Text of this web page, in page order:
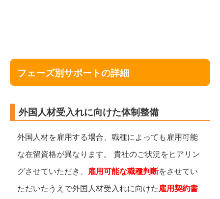
フェーズ別サポートの詳細
外国人材受入れに向けた体制整備
外国人材を雇用する場合、職種によっても雇用可能
な在留資格が異なります。 貴社のご状況をヒアリン
グさせていただき、 雇用可能な職種判断をさせてい
ただいたうえで外国人材受入れに向けた雇用契約書